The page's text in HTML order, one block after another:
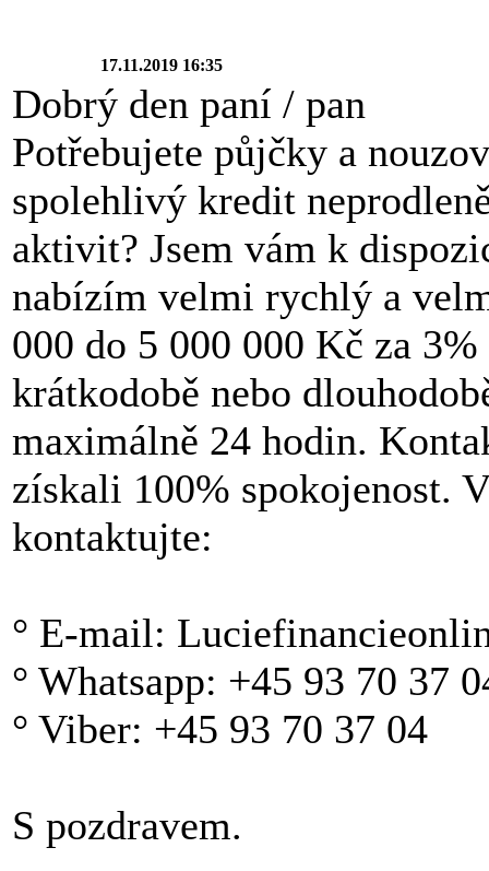
17.11.2019 16:35
Dobrý den paní / pan
Potřebujete půjčky a
spolehlivý kredit
aktivit? Jsem vám k
nabízím velmi rychlý a
000 do 5 000 000 Kč za
krátkodobě nebo
maximálně 24 hodin.
získali 100% spokojenost.
kontaktujte:
° E-mail:
° Whatsapp: +45 93 70 37
° Viber: +45 93 70 37 04
S pozdravem.